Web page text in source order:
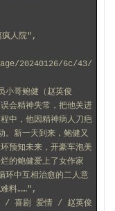
逃离疯人院",
20240126/6c/43/
会精神失常，把他关进
中，他因精神病人刀疤
。新一天到来，鲍健又
预知未来，开豪车泡美
的鲍健爱上了女作家
环中互相治愈的二人意
难料……",